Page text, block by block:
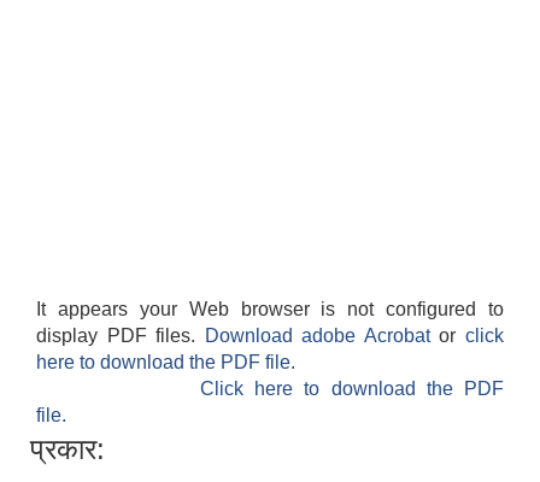
It appears your Web browser is not configured to
display PDF files.
Download adobe Acrobatorclick
here to download the PDF file.
Click here to download the PDF
file.
प्रकार: